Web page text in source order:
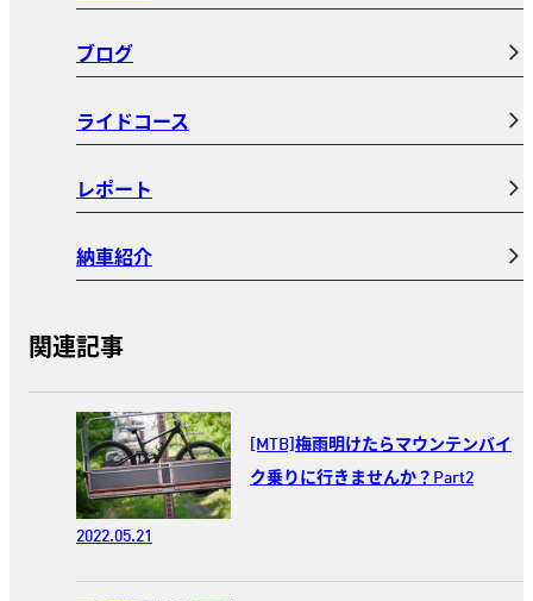
ブログ
ライドコース
レポート
納車紹介
関連記事
[MTB]梅雨明けたらマウンテンバイ
ク乗りに行きませんか？Part2
2022.05.21